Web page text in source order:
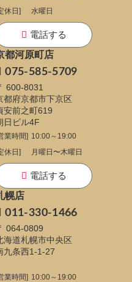
休日]
水曜日
電話する
都河原町店
075-585-5709
600-8031
都府京都市下京区
安前之町619
日ビル4F
業時間] 10:00～19:00
休日]
月曜日〜木曜日
電話する
幌店
011-330-1466
064-0809
海道札幌市中央区
九条西1-1-27
業時間] 10:00～19:00